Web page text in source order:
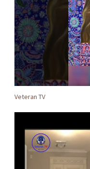
Veteran TV